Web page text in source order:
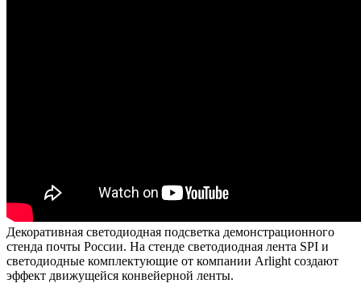
Декоративная светодиодная подсветка демонстрационного
стенда почты России. На стенде светодиодная лента SPI и
светодиодные комплектующие от компании Arlight создают
эффект движущейся конвейерной ленты.